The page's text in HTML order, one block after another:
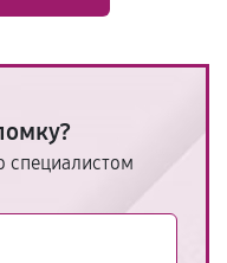
специалистом